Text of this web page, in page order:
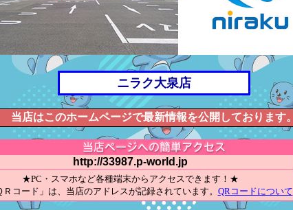
ニラク大泉店
当店はこのホームページで最新情報を公開しております。
http://33987.p-world.jp
★PC・スマホなど各種端末からアクセスできます！★
Ｒコード」は、当店のアドレスが記録されています。 QRコードについて